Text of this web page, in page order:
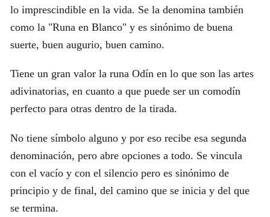
lo imprescindible en la vida. Se la denomina también
como la "Runa en Blanco" y es sinónimo de buena
suerte, buen augurio, buen camino.
Tiene un gran valor la runa Odín en lo que son las artes
adivinatorias, en cuanto a que puede ser un comodín
perfecto para otras dentro de la tirada.
No tiene símbolo alguno y por eso recibe esa segunda
denominación, pero abre opciones a todo. Se vincula
con el vacío y con el silencio pero es sinónimo de
principio y de final, del camino que se inicia y del que
se termina.